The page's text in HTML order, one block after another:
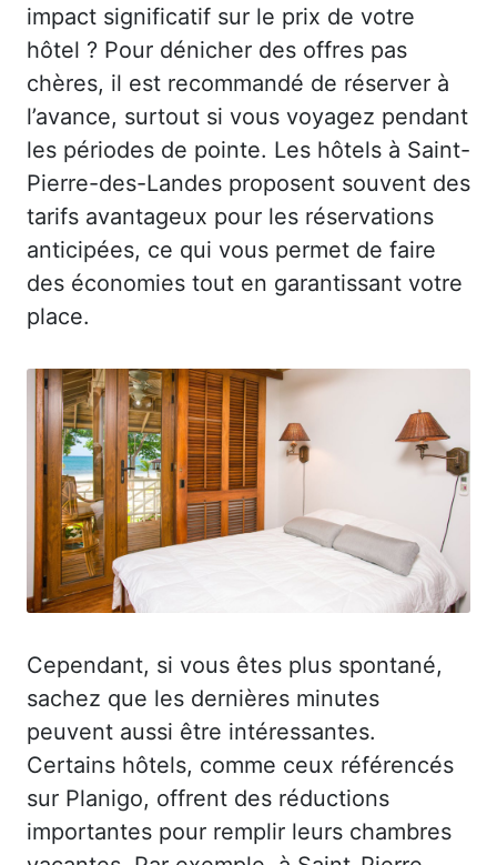
impact significatif sur le prix de votre
hôtel ? Pour dénicher des offres pas
chères, il est recommandé de réserver à
l’avance, surtout si vous voyagez pendant
les périodes de pointe. Les hôtels à Saint-
Pierre-des-Landes proposent souvent des
tarifs avantageux pour les réservations
anticipées, ce qui vous permet de faire
des économies tout en garantissant votre
place.
Cependant, si vous êtes plus spontané,
sachez que les dernières minutes
peuvent aussi être intéressantes.
Certains hôtels, comme ceux référencés
sur Planigo, offrent des réductions
importantes pour remplir leurs chambres